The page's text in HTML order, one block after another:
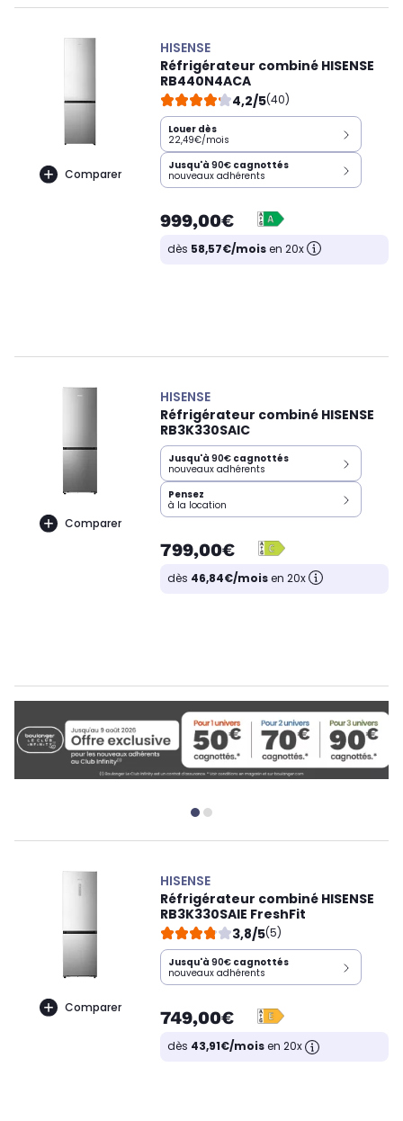
Comparer
HISENSE
Réfrigérateur combiné HISENSE
RB440N4ACA
4,2/5(40)
Louer dès
22,49€/mois
Jusqu'à 90€ cagnottés
nouveaux adhérents
999,00€
dès 58,57€/moisen 20x
Comparer
HISENSE
Réfrigérateur combiné HISENSE
RB3K330SAIC
Jusqu'à 90€ cagnottés
nouveaux adhérents
Pensez
à la location
799,00€
dès 46,84€/moisen 20x
Comparer
HISENSE
Réfrigérateur combiné HISENSE
RB3K330SAIE FreshFit
3,8/5(5)
Jusqu'à 90€ cagnottés
nouveaux adhérents
749,00€
dès 43,91€/moisen 20x